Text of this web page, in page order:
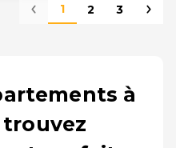
1 2 3
à